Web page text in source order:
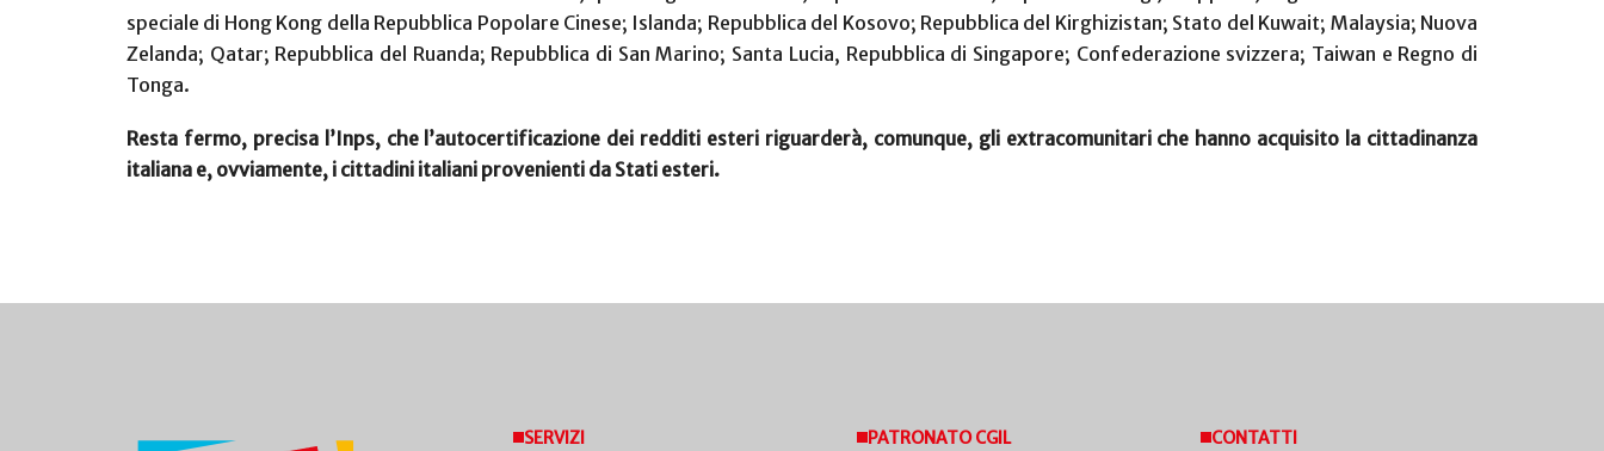
speciale di Hong Kong della Repubblica Popolare Cinese; Islanda; Repubblica del Kosovo; Repubblica del Kirghizistan; Stato del Kuwait; Malaysia; Nuova
Zelanda; Qatar; Repubblica del Ruanda; Repubblica di San Marino; Santa Lucia, Repubblica di Singapore; Confederazione svizzera; Taiwan e Regno di
Tonga.
Resta fermo, precisa l’Inps, che l’autocertificazione dei redditi esteri riguarderà, comunque, gli extracomunitari che hanno acquisito la cittadinanza
italiana e, ovviamente, i cittadini italiani provenienti da Stati esteri.
SERVIZI PATRONATO CGIL CONTATTI